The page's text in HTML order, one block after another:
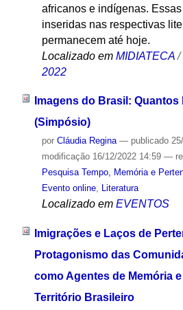
africanos e indígenas.
inseridas nas respectivas
permanecem até hoje.
Localizado em MIDIATECA /
2022
Imagens do Brasil:
(Simpósio)
por Cláudia Regina — publicado
modificação16/12/2022 14:59 —
Pesquisa Tempo, Memória e
Evento online, Literatura
Localizado em EVENTOS
Imigrações e Laços de
Protagonismo das
como Agentes de Memória
Território Brasileiro